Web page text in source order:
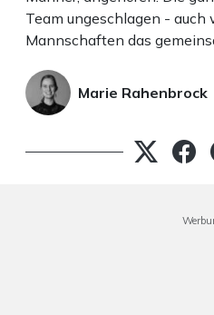
Team ungeschlagen - auch
Mannschaften das
Marie Rahenbrock